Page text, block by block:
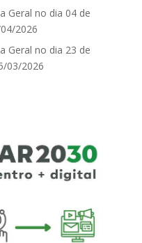
Geral no dia 04 de
2026
Geral no dia 23 de
03/2026